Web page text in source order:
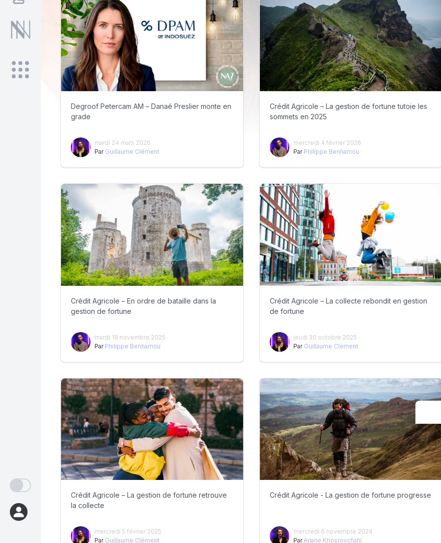
Degroof Petercam AM – Danaé Preslier monte en
grade
mardi 24 mars 2026
Par Guillaume Clément
Crédit Agricole – La gestion de fortune tutoie les
sommets en 2025
mercredi 4 février 2026
Par Philippe Benhamou
Crédit Agricole – En ordre de bataille dans la
gestion de fortune
mardi 18 novembre 2025
Par Philippe Benhamou
Crédit Agricole – La collecte rebondit en gestion
de fortune
jeudi 30 octobre 2025
Par Guillaume Clément
Crédit Agricole – La gestion de fortune retrouve
la collecte
mercredi 5 février 2025
Par Guillaume Clément
Crédit Agricole - La gestion de fortune progresse
mercredi 6 novembre 2024
Par Ariane Khosrovchahi